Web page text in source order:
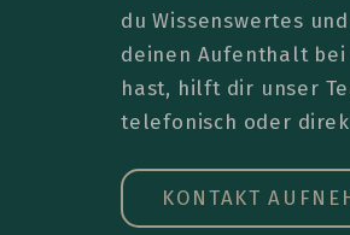
du Wissenswertes
deinen Aufenthalt bei
hast, hilft dir unser
telefonisch oder
KONTAKT